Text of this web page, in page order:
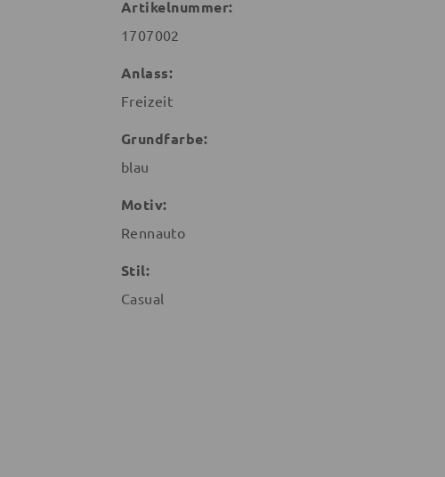
Artikelnummer:
1707002
Anlass:
Freizeit
Grundfarbe:
blau
Motiv:
Rennauto
Stil:
Casual